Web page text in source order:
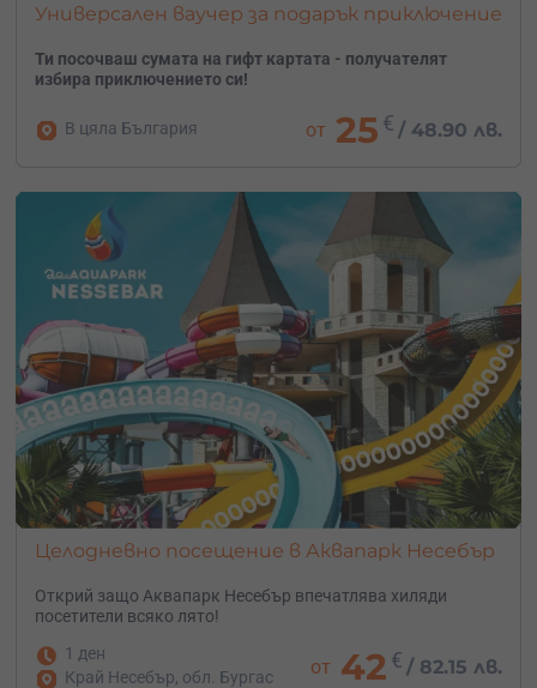
Универсален ваучер за подарък приключение
Ти посочваш сумата на гифт картата - получателят
избира приключението си!
В цяла България от 25 € /48.90 лв.
Целодневно посещение в Аквапарк Несебър
Открий защо Аквапарк Несебър впечатлява хиляди
посетители всяко лято!
1 ден
Край Несебър, обл. Бургас
от 42 € /82.15 лв.